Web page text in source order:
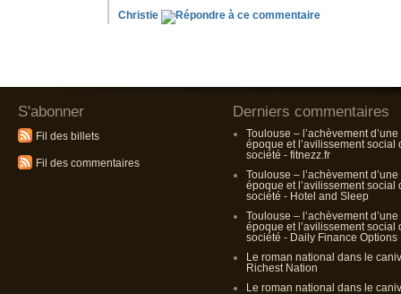
Christie
S'abonner
Fil des billets
Fil des commentaires
Derniers commentaires
Toulouse – l’achèvement d’une
époque et l’avilissement social
société - fitnezz.fr
Toulouse – l’achèvement d’une
époque et l’avilissement social
société - Hotel and Sleep
Toulouse – l’achèvement d’une
époque et l’avilissement social
société - Daily Finance Options
Le roman national dans le
Richest Nation
Le roman national dans le